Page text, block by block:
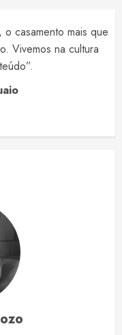
casamento mais que
Vivemos na cultura